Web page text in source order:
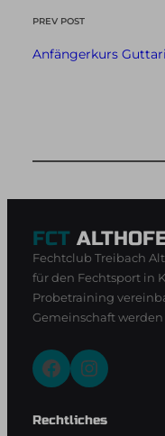
PREV POST
Anfängerkurs
FCT
Fechtclub Treibach
für den Fechtsport in
Probetraining
Gemeinschaft werden
Facebook Instagram
Rechtliches